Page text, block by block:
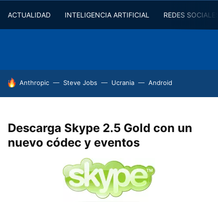
ACTUALIDAD INTELIGENCIA ARTIFICIAL REDES
HOY SE HABLA DE
Anthropic Steve Jobs Ucrania Android
Descarga Skype 2.5 Gold con un
nuevo códec y eventos